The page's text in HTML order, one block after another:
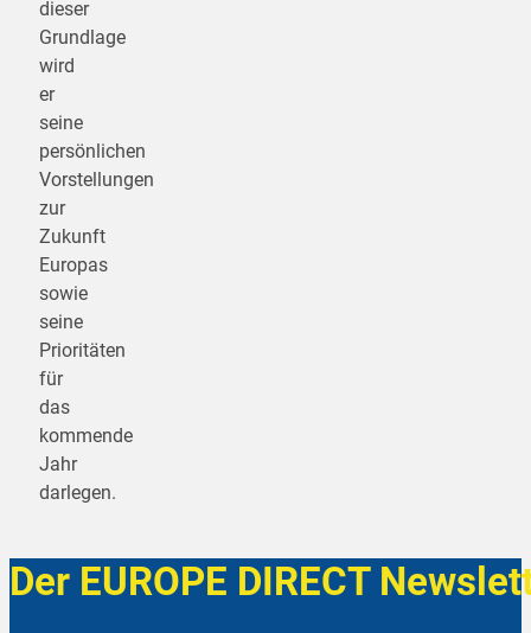
dieser
Grundlage
wird
er
seine
persönlichen
Vorstellungen
zur
Zukunft
Europas
sowie
seine
Prioritäten
für
das
kommende
Jahr
darlegen.
Der EUROPE DIRECT